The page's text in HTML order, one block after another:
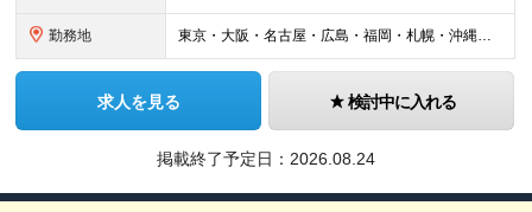
勤務地 東京・大阪・名古屋・広島・福岡・札幌・沖縄のいずれかの拠点に配属 【東京本社】 東京都千代田区丸の内一丁目8番2号 鉃鋼ビルディング24階 【大阪支社】 大阪府大阪市北区角田町8番1号 梅田阪急ビ
求人を見る 検討中に入れる
掲載終了予定日： 2026.08.24